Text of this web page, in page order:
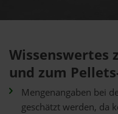
Wissenswertes
und zum
Mengenangaben bei
geschätzt werden, da